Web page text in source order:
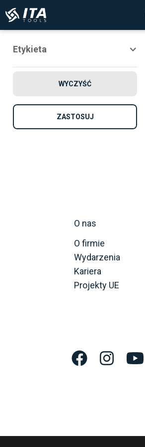
Etykieta
Nowość
WYCZYŚĆ
ZASTOSUJ
O nas
O firmie
Wydarzenia
Kariera
Projekty UE